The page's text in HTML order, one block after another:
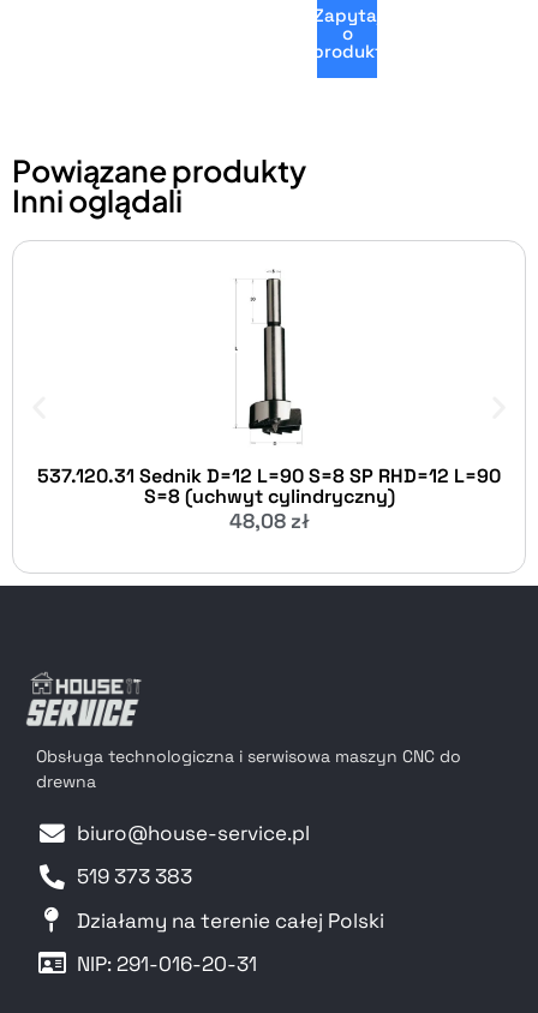
Zapytaj
o
produkt
Powiązane produkty
Inni oglądali
537.120.31 Sednik D=12 L=90 S=8 SP RHD=12 L=90
S=8 (uchwyt cylindryczny)
48,08 zł
Obsługa technologiczna i serwisowa maszyn CNC do
drewna
biuro@house-service.pl
519 373 383
Działamy na terenie całej Polski
NIP: 291-016-20-31​